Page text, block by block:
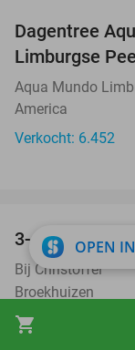
shopping_cart
Dagentree
Limburgse
Aqua Mundo
America
Verkocht: 6.452
3-
Bij Christoffel
Broekhuizen
Verkocht: 390
OPEN